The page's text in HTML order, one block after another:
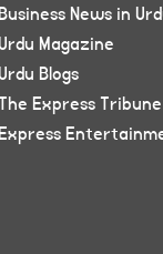
Business News in
Urdu Magazine
Urdu Blogs
The Express Tribune
Express